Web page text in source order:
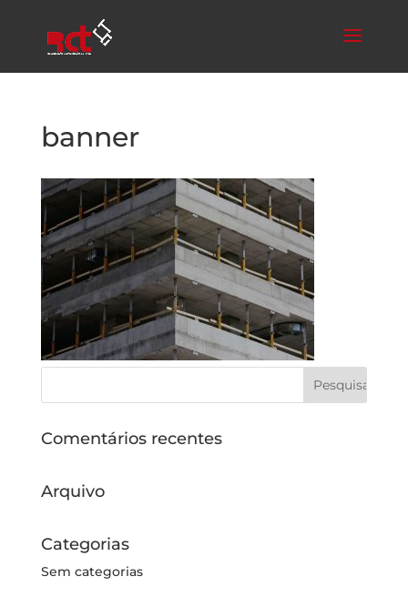
banner
Comentários recentes
Arquivo
Categorias
Sem categorias